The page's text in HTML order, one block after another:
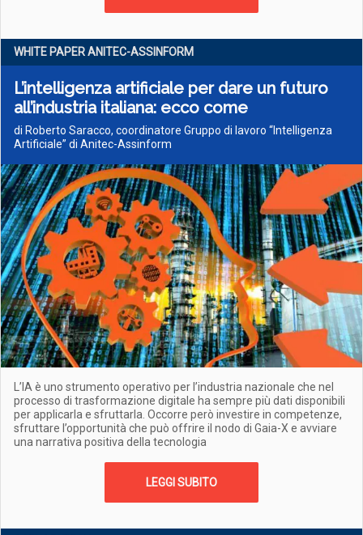
WHITE PAPER ANITEC-ASSINFORM
L’intelligenza artificiale per dare un futuro
all’industria italiana: ecco come
di Roberto Saracco, coordinatore Gruppo di lavoro “Intelligenza
Artificiale” di Anitec-Assinform
L’IA è uno strumento operativo per l’industria nazionale che nel
processo di trasformazione digitale ha sempre più dati disponibili
per applicarla e sfruttarla. Occorre però investire in competenze,
sfruttare l’opportunità che può offrire il nodo di Gaia-X e avviare
una narrativa positiva della tecnologia
LEGGI SUBITO